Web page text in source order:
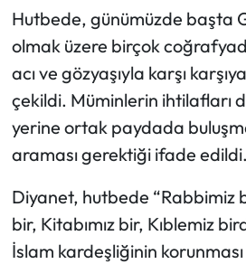
Hutbede, günümüzde başta
olmak üzere birçok
acı ve gözyaşıyla karşı
çekildi. Müminlerin ihtilafları
yerine ortak paydada
araması gerektiği ifade edildi.
Diyanet, hutbede “Rabbimiz
bir, Kitabımız bir, Kıblemiz
İslam kardeşliğinin korunması